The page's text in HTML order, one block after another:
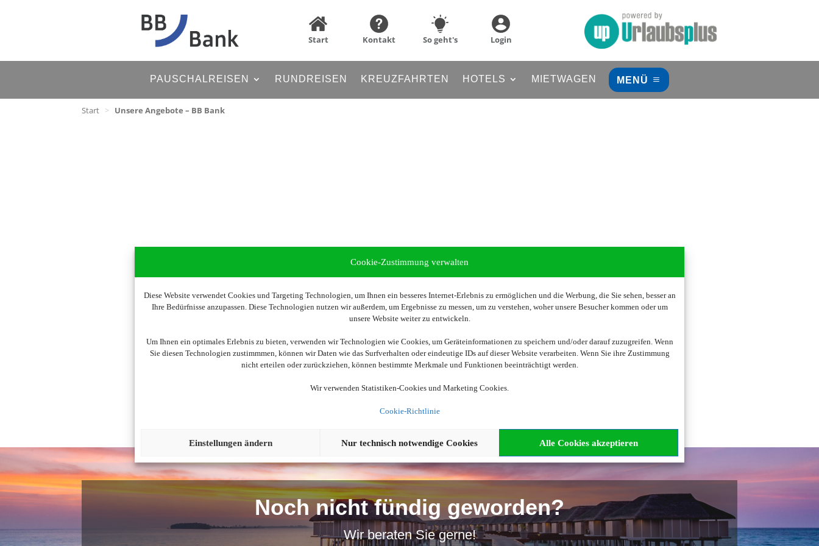
Cookie-Zustimmung verwalten
Diese Website verwendet Cookies und Targeting Technologien, um Ihnen ein besseres Internet-Erlebnis zu ermöglichen und die Werbung, die Sie sehen, besser an
Ihre Bedürfnisse anzupassen. Diese Technologien nutzen wir außerdem, um Ergebnisse zu messen, um zu verstehen, woher unsere Besucher kommen oder um
unsere Website weiter zu entwickeln.
Um Ihnen ein optimales Erlebnis zu bieten, verwenden wir Technologien wie Cookies, um Geräteinformationen zu speichern und/oder darauf zuzugreifen. Wenn
Sie diesen Technologien zustimmmen, können wir Daten wie das Surfverhalten oder eindeutige IDs auf dieser Website verarbeiten. Wenn Sie ihre Zustimmung
nicht erteilen oder zurückziehen, können bestimmte Merkmale und Funktionen beeinträchtigt werden.
Wir verwenden Statistiken-Cookies und Marketing Cookies.
Cookie-Richtlinie
Alle Cookies akzeptieren
Nur technisch notwendige Cookies
Einstellungen ändern
Start Kontakt So geht's Login
PAUSCHALREISEN RUNDREISEN KREUZFAHRTEN HOTELS MIETWAGEN MENÜ
Start > Unsere Angebote – BB Bank
Wir brauchen Ihre Einwilligung
Um diesen Inhalt darzustellen, aktivieren Sie bitte die Cookies. Es werden ggf. personenbezogene Daten verarbeitet.
Cookies akzeptieren
Noch nicht fündig geworden?
Wir beraten Sie gerne!